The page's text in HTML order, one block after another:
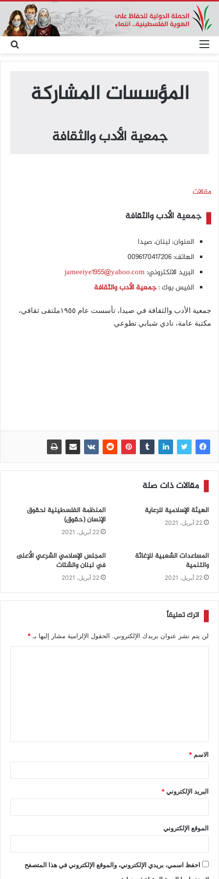
عن
القائمة
المؤسسات المشاركة
جمعية الأدب والثقافة
مقالات
جمعية الأدب والثقافة
العنوان: لبنان، صيدا
الهاتف: 0096170417206
البريد الالكتروني:jameeiye1955@yahoo.com
الفيس بوك :جمعية الأدب والثقافة
جمعية الأدب والثقافة في صيدا، تأسست عام ١٩٥٥ملتقى ثقافي،
مكتبة عامة، نادي شبابي تطوعي
مقالات ذات صلة
الهيئة الإسلامية للرعاية
22 أبريل، 2021
المنظمة الفلسطينية لحقوق
الإنسان (حقوق)
22 أبريل، 2021
المساعدات الشعبية للإغاثة
والتنمية
22 أبريل، 2021
المجلس الإسلامي الشرعي الأعلى
في لبنان والشتات
22 أبريل، 2021
اترك تعليقاً
لن يتم نشر عنوان بريدك الإلكتروني. الحقول الإلزامية مشار إليها بـ*
الاسم *
البريد الإلكتروني*
الموقع الإلكتروني
احفظ اسمي، بريدي الإلكتروني، والموقع الإلكتروني في هذا المتصفح